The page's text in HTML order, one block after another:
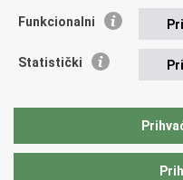
Javna nabava u MVEP-u
Nadzor rada i unutarnja
Funkcionalni
Statistički